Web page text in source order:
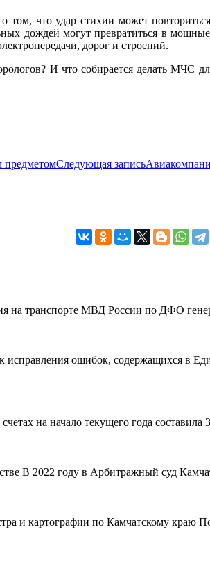
что удар стихии может
дождей могут превратиться в
дорог и строений.
И что собирается делать МЧС
предметомСледующая запись
на транспорте МВД России по ДФО
исправления ошибок, содержащихся в
на начало текущего года
В 2022 году в Арбитражный суд
и картографии по Камчатскому краю